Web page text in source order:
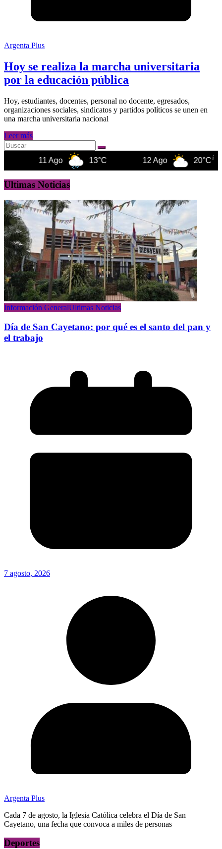
Argenta Plus
Hoy se realiza la marcha universitaria
por la educación pública
Hoy, estudiantes, docentes, personal no docente, egresados,
organizaciones sociales, sindicatos y partidos políticos se unen en
una marcha universitaria nacional
Leer más
13°C 20°C
Ultimas Noticias
Información GeneralUltimas Noticias
Día de San Cayetano: por qué es el santo del pan y
el trabajo
7 agosto, 2026
Argenta Plus
Cada 7 de agosto, la Iglesia Católica celebra el Día de San
Cayetano, una fecha que convoca a miles de personas
Deportes